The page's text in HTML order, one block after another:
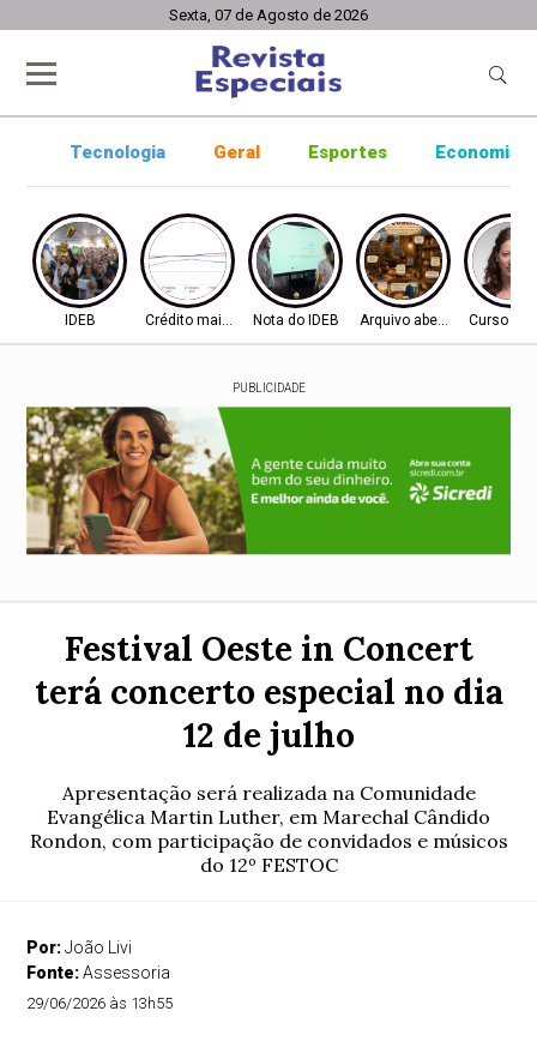
Sexta, 07 de Agosto de 2026
Tecnologia Geral Esportes Economia
IDEB Crédito mais difícilNota do IDEB Arquivo aberto Curso
PUBLICIDADE
Festival Oeste in Concert
terá concerto especial no dia
12 de julho
Apresentação será realizada na Comunidade
Evangélica Martin Luther, em Marechal Cândido
Rondon, com participação de convidados e músicos
do 12º FESTOC
Por:João Livi
Fonte:Assessoria
29/06/2026 às 13h55